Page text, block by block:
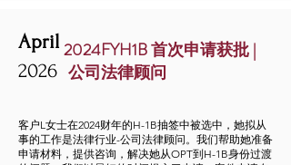
April
2026
2024FYH1B 首次申请获批 |
公司法律顾问
客户L女士在2024财年的H-1B抽签中被选中，她拟从
事的工作是法律行业-公司法律顾问。我们帮助她准备
申请材料，提供咨询，解决她从OPT到H-1B身份过渡